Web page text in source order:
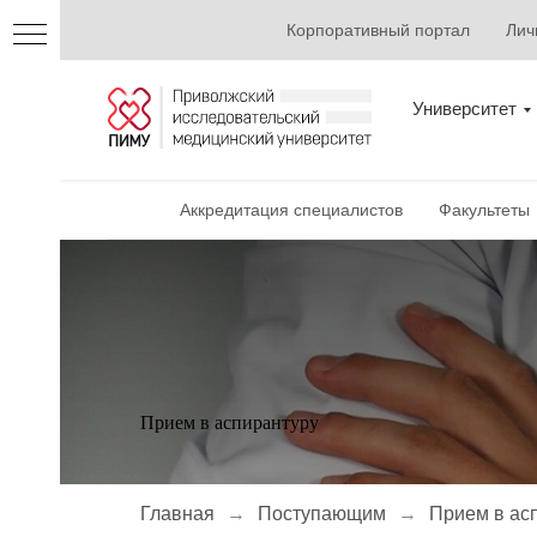
Корпоративный портал
Университет
Аккредитация специалистов Факультеты
Прием в аспирантуру
Главная → Поступающим → Прием в